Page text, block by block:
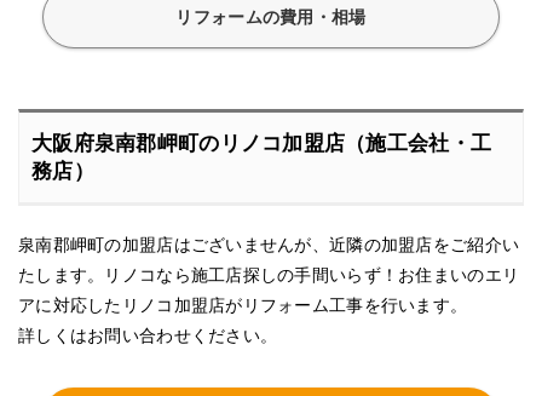
リフォームの費用・相場
大阪府泉南郡岬町のリノコ加盟店（施工会社・工
務店）
泉南郡岬町の加盟店はございませんが、近隣の加盟店をご紹介い
たします。リノコなら施工店探しの手間いらず！お住まいのエリ
アに対応したリノコ加盟店がリフォーム工事を行います。
詳しくはお問い合わせください。